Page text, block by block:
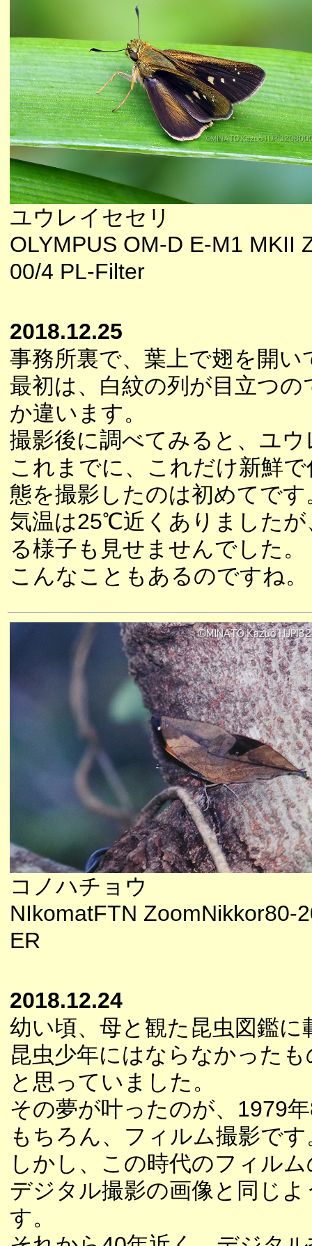
ユウレイセセリ
OLYMPUS OM-D E-M1 MKII
00/4 PL-Filter
2018.12.25
事務所裏で、葉上で翅を開
最初は、白紋の列が目立つ
か違います。
撮影後に調べてみると、ユ
これまでに、これだけ新鮮
態を撮影したのは初めてです
気温は25℃近くありました
る様子も見せませんでした。
こんなこともあるのですね。
コノハチョウ
NIkomatFTN ZoomNikkor80-
ER
2018.12.24
幼い頃、母と観た昆虫図鑑
昆虫少年にはならなかった
と思っていました。
その夢が叶ったのが、1979
もちろん、フィルム撮影です
しかし、この時代のフィル
デジタル撮影の画像と同じ
す。